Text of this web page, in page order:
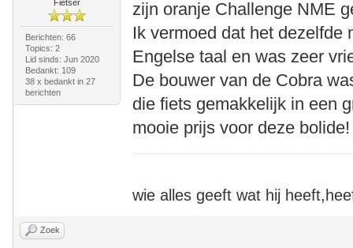
Fietser
Berichten: 66
Topics: 2
Lid sinds: Jun 2020
Bedankt: 109
38 x bedankt in 27
berichten
zijn oranje Challenge NME
Ik vermoed dat het dezelfde
Engelse taal en was zeer
De bouwer van de Cobra
die fiets gemakkelijk in een
mooie prijs voor deze bolide!
wie alles geeft wat hij
Zoek